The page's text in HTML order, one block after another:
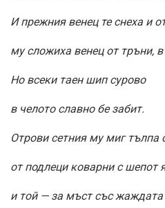
И прежния венец те снеха и
му сложиха венец от тръни,
Но всеки таен шип сурово
в челото славно бе забит.
Отрови сетния му миг тълпа
от подлеци коварни с шепот
и той — за мъст със жаждата